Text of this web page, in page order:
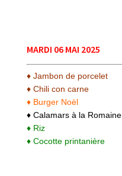
MARDI 06 MAI 2025
♦ Jambon de porcelet
♦ Chili con carne
♦ Burger Noël
♦ Calamars à la Romaine
♦ Riz
♦ Cocotte printanière